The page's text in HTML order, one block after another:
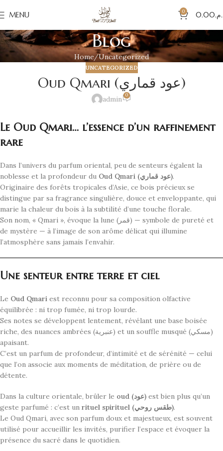
MENU 0 0.00
Blog
Home Uncategorized
UNCATEGORIZED
Oud Qmari (عود قماري)
admin 0
Le Oud Qmari… l’essence d’un raffinement
rare
Dans l’univers du parfum oriental, peu de senteurs égalent la
noblesse et la profondeur du
Oud Qmari (عود قماري).
Originaire des forêts tropicales d’Asie, ce bois précieux se
distingue par sa fragrance singulière, douce et enveloppante, qui
marie la chaleur du bois à la subtilité d’une touche florale.
Son nom, « Qmari », évoque la lune (قمر) — symbole de pureté et
de mystère — à l’image de son arôme délicat qui illumine
l’atmosphère sans jamais l’envahir.
Une senteur entre terre et ciel
Le Oud Qmari est reconnu pour sa composition olfactive
équilibrée : ni trop fumée, ni trop lourde.
Ses notes se développent lentement, révélant une base boisée
riche, des nuances ambrées (عنبرية) et un souffle musqué (مسكي)
apaisant.
C’est un parfum de profondeur, d’intimité et de sérénité — celui
que l’on associe aux moments de méditation, de prière ou de
détente.
Dans la culture orientale, brûler le oud (عود) est bien plus qu’un
geste parfumé : c’est un
rituel spirituel (طقس روحي).
Le Oud Qmari, avec son parfum doux et majestueux, est souvent
utilisé pour accueillir les invités, purifier l’espace et évoquer la
présence du sacré dans le quotidien.